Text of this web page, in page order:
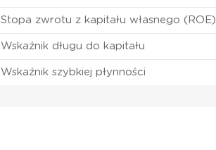
Stopa zwrotu z kapitału własnego (ROE)
Wskaźnik długu do kapitału
Wskaźnik szybkiej płynności